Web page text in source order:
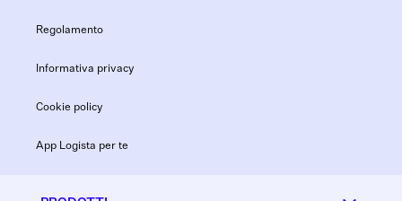
Regolamento
Informativa privacy
Cookie policy
App Logista per te